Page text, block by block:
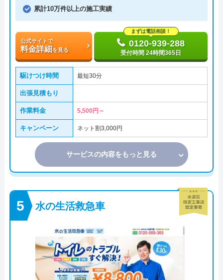
累計10万件以上の施工実績
公式サイトで
料金詳細を見る
まずは電話相談！
0120-939-288
受付時間 24時間365日
駆けつけ時間 最短30分
出張見積もり
作業料金 5,500円～
キャンペーン ネット割3,000円
サービスの内容をもっと見る
水の生活救急車